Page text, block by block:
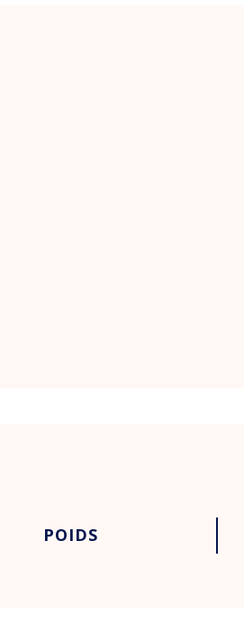
POIDS